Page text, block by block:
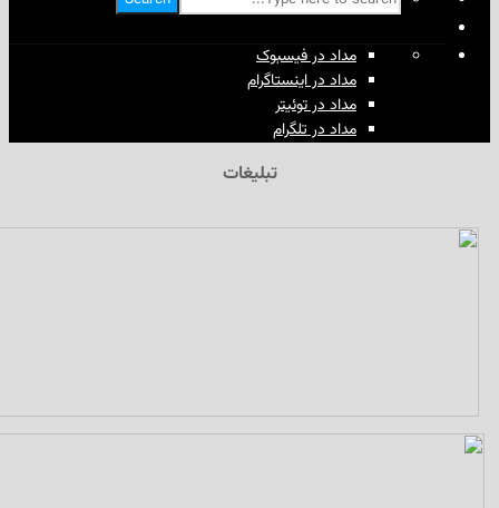
مداد در فیسبوک
مداد در اینستاگرام
مداد در توئیتر
مداد در تلگرام